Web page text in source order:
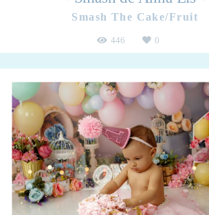
Smash The Cake/Fruit
446 0